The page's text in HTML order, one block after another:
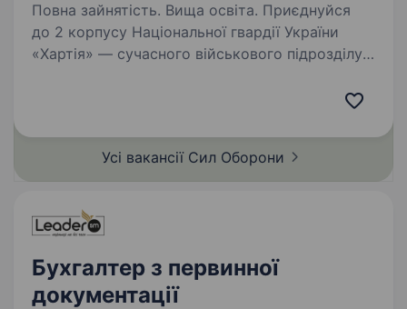
Повна зайнятість. Вища освіта. Приєднуйся
до 2 корпусу Національної гвардії України
«Хартія» — сучасного військового підрозділу
Усі вакансії Сил Оборони
Бухгалтер з первинної
документації